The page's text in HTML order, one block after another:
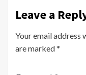
Leave a
Your email address
are marked*